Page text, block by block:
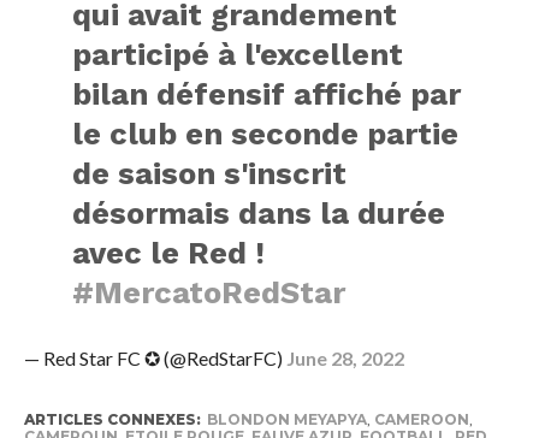
qui avait grandement
participé à l'excellent
bilan défensif affiché par
le club en seconde partie
de saison s'inscrit
désormais dans la durée
avec le Red !
#MercatoRedStar
— Red Star FC ✪ (@RedStarFC) June 28, 2022
ARTICLES CONNEXES: BLONDON MEYAPYA, CAMEROON